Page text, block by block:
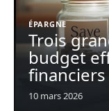
ÉPARGNE
Trois
budget
financiers
10 mars 2026